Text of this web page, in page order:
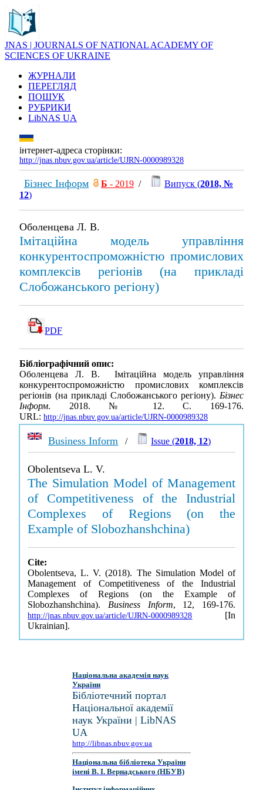
JNAS | JOURNALS OF NATIONAL ACADEMY OF
SCIENCES OF UKRAINE
ЖУРНАЛИ
ПЕРЕГЛЯД
ПОШУК
РУБРИКИ
LibNAS UA
інтернет-адреса сторінки:
http://jnas.nbuv.gov.ua/article/UJRN-0000989328
Бізнес Інформ Б - 2019 / Випуск (2018, №
12)
Оболенцева Л. В.
Імітаційна модель управління
конкурентоспроможністю промислових
комплексів регіонів (на прикладі
Слобожанського регіону)
PDF
Бібліографічний опис:
Оболенцева Л. В. Імітаційна модель управління
конкурентоспроможністю промислових комплексів
регіонів (на прикладі Слобожанського регіону). Бізнес
Інформ. 2018. № 12. С. 169-176.
URL: http://jnas.nbuv.gov.ua/article/UJRN-0000989328
Business Inform / Issue (2018, 12)
Obolentseva L. V.
The Simulation Model of Management
of Competitiveness of the Industrial
Complexes of Regions (on the
Example of Slobozhanshchina)
Cite:
Obolentseva, L. V. (2018). The Simulation Model of
Management of Competitiveness of the Industrial
Complexes of Regions (on the Example of
Slobozhanshchina). Business Inform, 12, 169-176.
http://jnas.nbuv.gov.ua/article/UJRN-0000989328 [In
Ukrainian].
Національна академія наук
України
Бібліотечний портал
Національної академії
наук України | LibNAS
UA
http://libnas.nbuv.gov.ua
Національна бібліотека України
імені В. І. Вернадського (НБУВ)